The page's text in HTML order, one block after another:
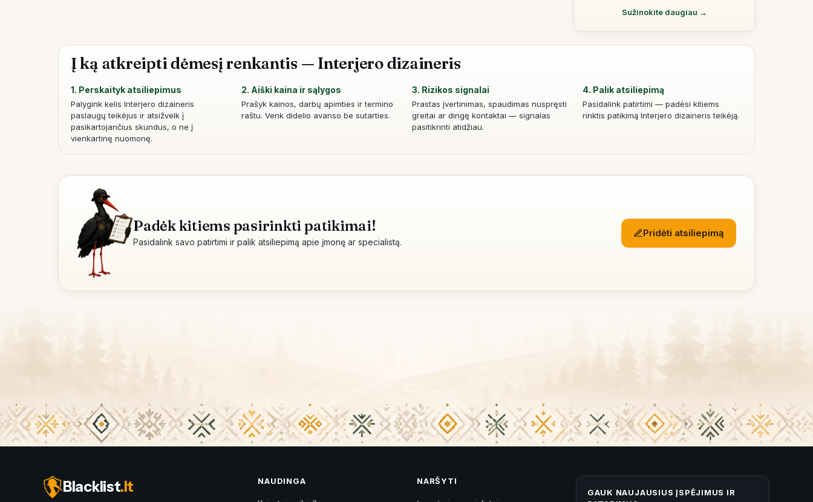
Sužinokite daugiau →
Į ką atkreipti dėmesį renkantis — Interjero dizaineris
1. Perskaityk atsiliepimus
Palygink kelis Interjero dizaineris
paslaugų teikėjus ir atsižvelk į
pasikartojančius skundus, o ne į
vienkartinę nuomonę.
2. Aiški kaina ir sąlygos
Prašyk kainos, darbų apimties ir termino
raštu. Venk didelio avanso be sutarties.
3. Rizikos signalai
Prastas įvertinimas, spaudimas nuspręsti
greitai ar dingę kontaktai — signalas
pasitikrinti atidžiau.
4. Palik atsiliepimą
Pasidalink patirtimi — padėsi kitiems
rinktis patikimą Interjero dizaineris teikėją.
Padėk kitiems pasirinkti patikimai!
Pasidalink savo patirtimi ir palik atsiliepimą apie įmonę ar specialistą.
Pridėti atsiliepimą
Blacklist.lt NAUDINGA NARŠYTI
GAUK NAUJAUSIUS ĮSPĖJIMUS IR